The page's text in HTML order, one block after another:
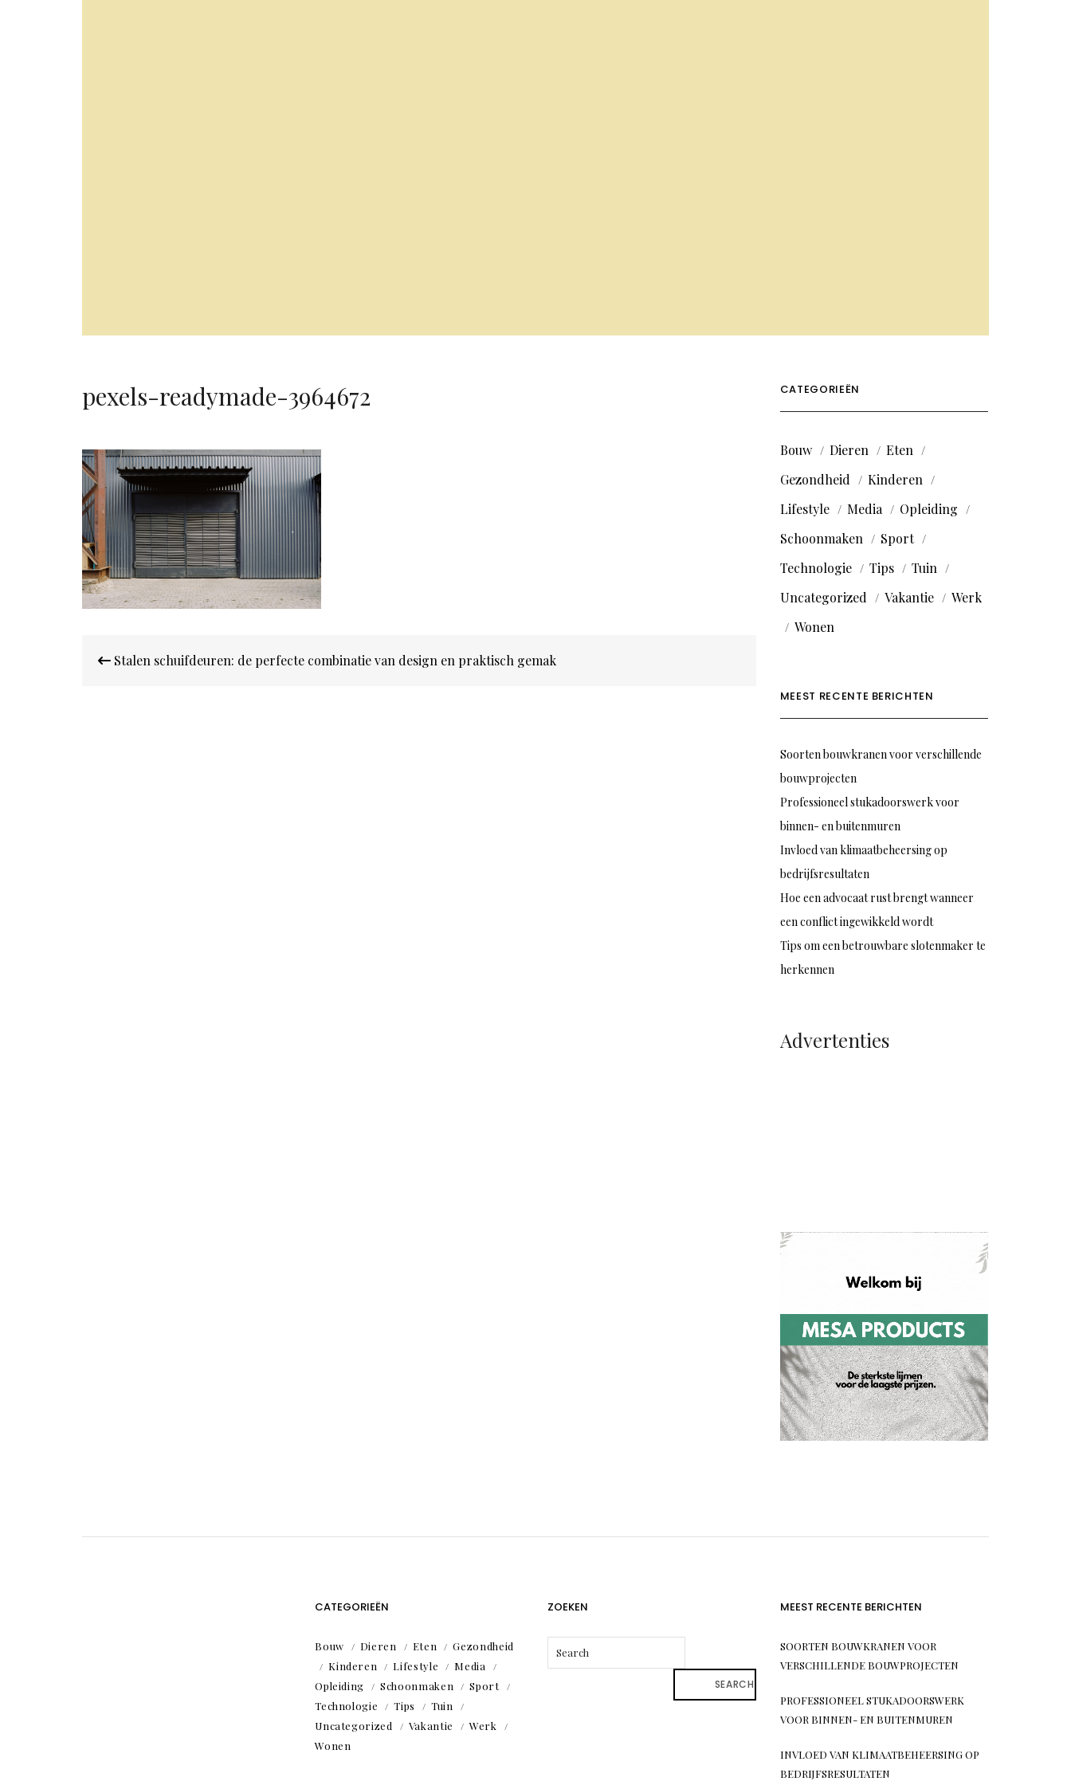
pexels-readymade-3964672
navigatie
Stalen schuifdeuren: de perfecte combinatie van design en praktisch gemak
CATEGORIEËN
Bouw Dieren
Eten
Gezondheid
Kinderen
Lifestyle
Media
Opleiding
Schoonmaken
Sport
Technologie
Tips
Tuin
Uncategorized
Vakantie
Werk
Wonen
MEEST RECENTE BERICHTEN
Soorten bouwkranen voor verschillende
bouwprojecten
Professioneel stukadoorswerk voor
binnen- en buitenmuren
Invloed van klimaatbeheersing op
bedrijfsresultaten
Hoe een advocaat rust brengt wanneer
een conflict ingewikkeld wordt
Tips om een betrouwbare slotenmaker te
herkennen
Advertenties
CATEGORIEËN
Bouw Dieren Eten
Gezondheid
Kinderen
Lifestyle
Media
Opleiding
Schoonmaken
Sport
Technologie
Tips
Tuin
Uncategorized
Vakantie
Werk
Wonen
ZOEKEN
SEARCH
MEEST RECENTE BERICHTEN
SOORTEN BOUWKRANEN VOOR
VERSCHILLENDE BOUWPROJECTEN
PROFESSIONEEL STUKADOORSWERK
VOOR BINNEN- EN BUITENMUREN
INVLOED VAN KLIMAATBEHEERSING OP
BEDRIJFSRESULTATEN